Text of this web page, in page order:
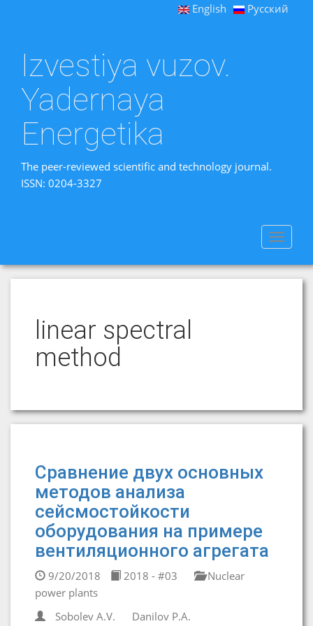
English Русский
Izvestiya vuzov.
Yadernaya
Energetika
The peer-reviewed scientific and technology journal.
ISSN: 0204-3327
Toggle
linear spectral
method
Сравнение двух основных
методов анализа
сейсмостойкости
оборудования на примере
вентиляционного агрегата
9/20/2018 2018 - #03
Nuclear
power plants
Sobolev A.V.
Danilov P.A.